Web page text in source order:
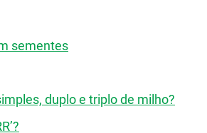
sementes
duplo e triplo de milho?